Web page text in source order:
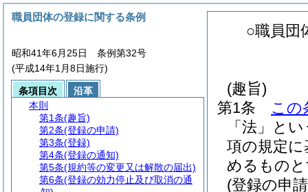
○職員団
(趣旨)
第1条
この
「法」と
項の規定
めるもの
(登録の申
職員団体の登録に関する条例
昭和41年6月25日 条例第32号
(平成14年1月8日施行)
条項目次
沿革
本則
第1条(趣旨)
第2条(登録の申請)
第3条(登録)
第4条(登録の通知)
第5条(規約等の変更又は解散の届出)
第6条(登録の効力停止及び取消の通